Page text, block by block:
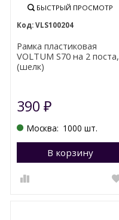
БЫСТРЫЙ ПРОСМОТР
VLS100204
Рамка пластиковая
VOLTUM S70 на 2 поста,
(шелк)
390₽
Москва: 1000 шт.
В корзину